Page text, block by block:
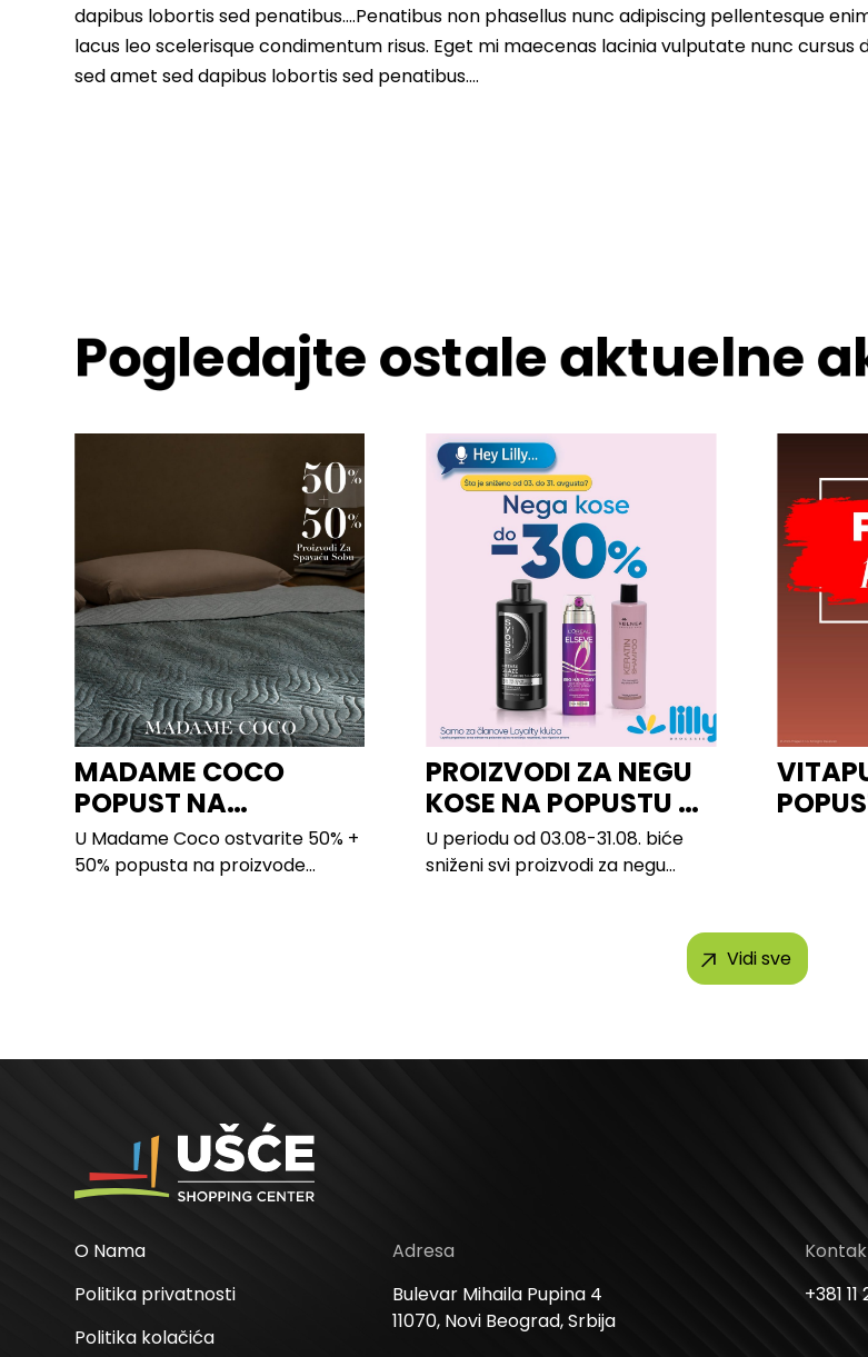
dapibus lobortis sed penatibus….Penatibus non phasellus nunc adipiscing pellentesque
lacus leo scelerisque condimentum risus. Eget mi maecenas lacinia vulputate nunc cursus
sed amet sed dapibus lobortis sed penatibus….
Pogledajte ostale aktuelne
MADAME COCO
POPUST NA
PROIZVODE ZA
SPAVAĆU SOBU
U Madame Coco ostvarite 50% +
50% popusta na proizvode...
PROIZVODI ZA NEGU
KOSE NA POPUSTU U
LILLY
U periodu od 03.08-31.08. biće
sniženi svi proizvodi za negu
Vidi sve
O Nama
Politika privatnosti
Politika kolačića
Adresa
Bulevar Mihaila Pupina 4
11070, Novi Beograd, Srbija
+381